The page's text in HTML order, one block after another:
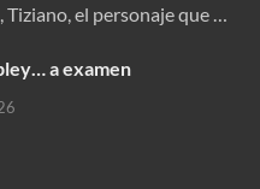
Tiziano, el personaje que …
a examen